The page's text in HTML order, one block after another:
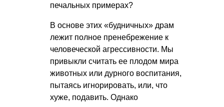
печальных примерах?
В основе этих «будничных» драм
лежит полное пренебрежение к
человеческой агрессивности. Мы
привыкли считать ее плодом мира
животных или дурного воспитания,
пытаясь игнорировать, или, что
хуже, подавить. Однако